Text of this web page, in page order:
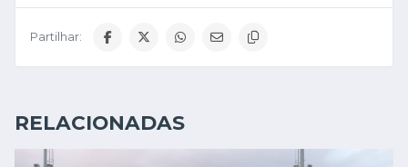
Partilhar:
RELACIONADAS